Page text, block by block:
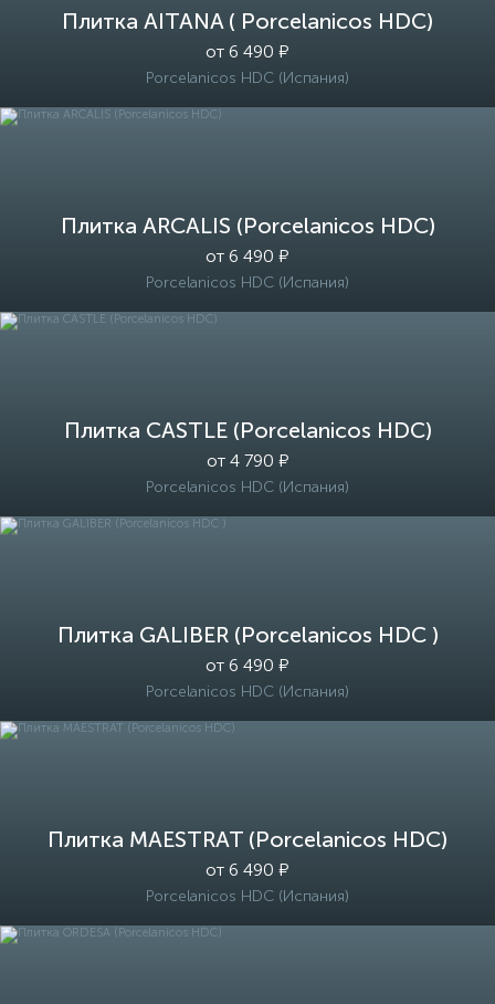
Плитка AITANA ( Porcelanicos HDC)
от 6 490 ₽
Porcelanicos HDC (Испания)
Плитка ARCALIS (Porcelanicos HDC)
от 6 490 ₽
Porcelanicos HDC (Испания)
Плитка CASTLE (Porcelanicos HDC)
от 4 790 ₽
Porcelanicos HDC (Испания)
Плитка GALIBER (Porcelanicos HDC )
от 6 490 ₽
Porcelanicos HDC (Испания)
Плитка MAESTRAT (Porcelanicos HDC)
от 6 490 ₽
Porcelanicos HDC (Испания)